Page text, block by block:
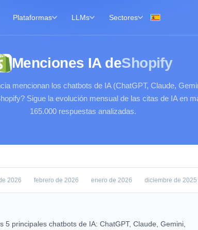
Plataformas LLMs Sectores
Menciones IA deShopify
mencionan los chatbots de IA (ChatGPT, Claude,
Sigue la evolución mensual de las citas de IA en
165.000 respuestas analizadas.
2026 febrero de 2026 enero de 2026 diciembre de 2025
5 principales chatbots de IA: ChatGPT, Claude, Gemini,